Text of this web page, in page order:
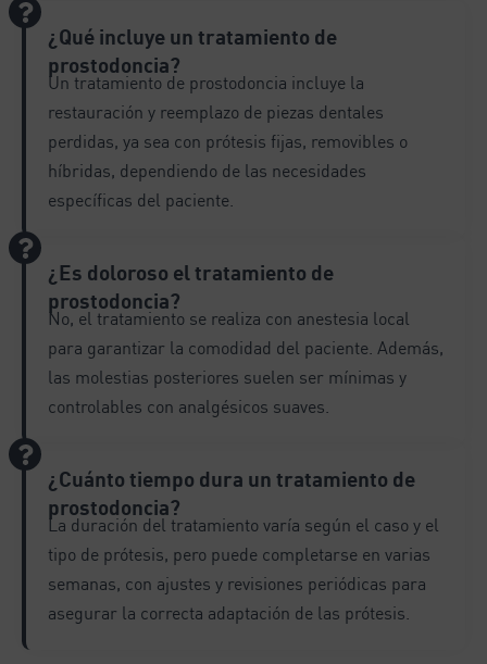
¿Qué incluye un tratamiento de
prostodoncia?
Un tratamiento de prostodoncia incluye la
restauración y reemplazo de piezas dentales
perdidas, ya sea con prótesis fijas, removibles o
híbridas, dependiendo de las necesidades
específicas del paciente.
¿Es doloroso el tratamiento de
prostodoncia?
No, el tratamiento se realiza con anestesia local
para garantizar la comodidad del paciente. Además,
las molestias posteriores suelen ser mínimas y
controlables con analgésicos suaves.
¿Cuánto tiempo dura un tratamiento de
prostodoncia?
La duración del tratamiento varía según el caso y el
tipo de prótesis, pero puede completarse en varias
semanas, con ajustes y revisiones periódicas para
asegurar la correcta adaptación de las prótesis.